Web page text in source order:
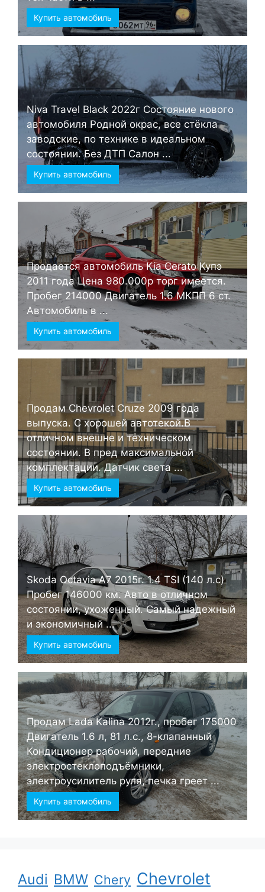
Купить автомобиль
Niva Travel Black 2022г Состояние нового
автомобиля Родной окрас, все стёкла
заводские, по технике в идеальном
состоянии. Без ДТП Салон ...
Купить автомобиль
Продается автомобиль Kia Cerato Купэ
2011 года Цена 980.000р торг имеется.
Пробег 214000 Двигатель 1.6 МКПП 6 ст.
Автомобиль в ...
Купить автомобиль
Продам Chevrolet Cruze 2009 года
выпуска. С хорошей автотекой.В
отличном внешне и техническом
состоянии. В пред максимальной
комплектации. Датчик света ...
Купить автомобиль
Skoda Octavia А7 2015г. 1.4 TSI (140 л.с)
Пробег 146000 км. Авто в отличном
состоянии, ухоженный. Самый надежный
и экономичный ...
Купить автомобиль
Продам Lada Kalina 2012г., пробег 175000
Двигатель 1.6 л, 81 л.с., 8-клапанный
Кондиционер рабочий, передние
электростеклоподъёмники,
электроусилитель руля, печка греет ...
Купить автомобиль
Audi BMW Chery Chevrolet